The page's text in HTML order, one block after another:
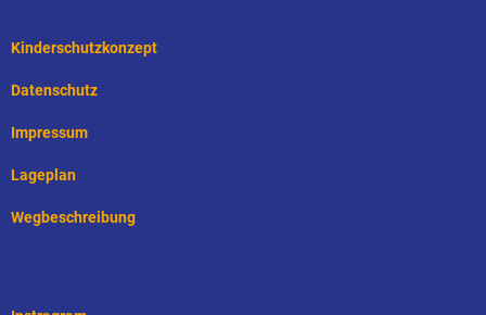
Kinderschutzkonzept
Datenschutz
Impressum
Lageplan
Wegbeschreibung